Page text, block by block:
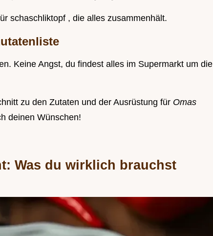
schaschliktopf , die alles zusammenhält.
Keine Angst, du findest alles im Supermarkt um die
zu den Zutaten und der Ausrüstung für Omas
deinen Wünschen!
Was du wirklich brauchst